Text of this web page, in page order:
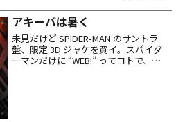
アキーバは暑く
未見だけど SPIDER-MAN のサントラ
盤、限定 3D ジャケを買イ。スパイダ
ーマンだけに “WEB!” ってコトで、ス